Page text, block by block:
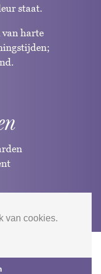
van cookies.
staat.
harte